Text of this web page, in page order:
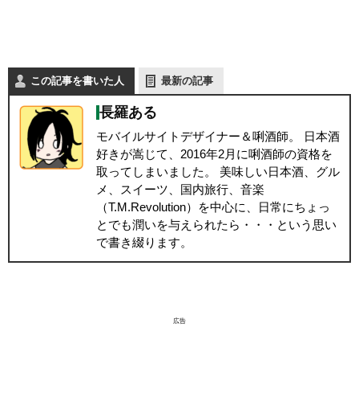
この記事を書いた人 最新の記事
長羅ある
モバイルサイトデザイナー＆唎酒師。 日本酒
好きが嵩じて、2016年2月に唎酒師の資格を
取ってしまいました。 美味しい日本酒、グル
メ、スイーツ、国内旅行、音楽
（T.M.Revolution）を中心に、日常にちょっ
とでも潤いを与えられたら・・・という思い
で書き綴ります。
広告